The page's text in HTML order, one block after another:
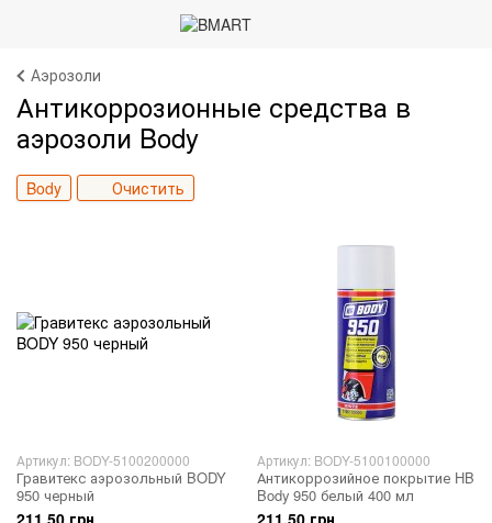
Аэрозоли
Антикоррозионные средства в
аэрозоли Body
Body Очистить
Артикул: BODY-5100200000
Гравитекс аэрозольный BODY
950 черный
211.50 грн
Артикул: BODY-5100100000
Антикоррозийное покрытие HB
Body 950 белый 400 мл
211.50 грн